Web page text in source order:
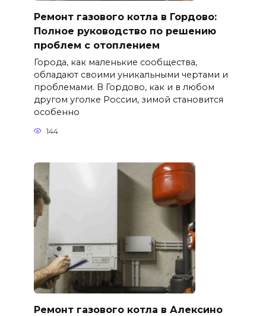
Ремонт газового котла в Гордово:
Полное руководство по решению
проблем с отоплением
Города, как маленькие сообщества,
обладают своими уникальными чертами и
проблемами. В Гордово, как и в любом
другом уголке России, зимой становится
особенно
144
Ремонт газового котла в Алексино